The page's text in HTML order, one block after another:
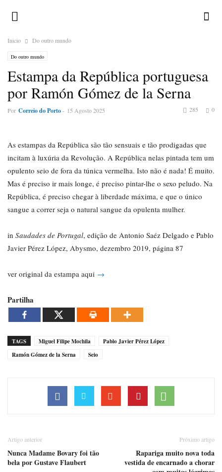
Inicio Do outro mundo
Do outro mundo
Estampa da República portuguesa
por Ramón Gómez de la Serna
Por Correio do Porto- 15 Agosto 2025 0
285
As estampas da República são tão sensuais e tão prodigadas que
incitam à luxúria da Revolução. A República nelas pintada tem um
opulento seio de fora da túnica vermelha. Isto não é nada! É muito.
Mas é preciso ir mais longe, é preciso pintar-lhe o sexo peludo. Na
República, é preciso chegar à liberdade máxima, e que o único
sangue a correr seja o natural sangue da opulenta mulher.
in Saudades de Portugal, edição de Antonio Saéz Delgado e Pablo
Javier Pérez López, Abysmo, dezembro 2019, página 87
ver original da estampa aqui →
Partilha
TAGS Miguel Filipe Mochila
Pablo Javier Pérez López
Ramón Gómez de la Serna
Seio
Artigo anterior
Nunca Madame Bovary foi tão
bela por Gustave Flaubert
Próximo artigo
Rapariga muito nova toda
vestida de encarnado a chorar